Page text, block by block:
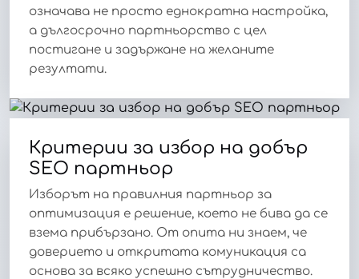
означава не просто еднократна настройка,
а дългосрочно партньорство с цел
постигане и задържане на желаните
резултати.
Критерии за избор на добър
SEO партньор
Изборът на правилния партньор за
оптимизация е решение, което не бива да се
взема прибързано. От опита ни знаем, че
доверието и откритата комуникация са
основа за всяко успешно сътрудничество.